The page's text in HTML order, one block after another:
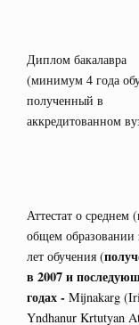
Диплом бакалавра
(минимум 4 года
полученный в
аккредитованном
Аттестат о среднем
общем образовании
лет обучения (
в 2007 и
годах - Mijnakarg
Yndhanur Krtutyan